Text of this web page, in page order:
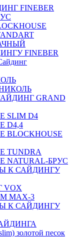
FINEBER
FINEBER
GRAND
SLIM D4
D4,4
BLOCKHOUSE
TUNDRA
NATURAL-БРУС
К САЙДИНГУ
VOX
MAX-3
К САЙДИНГУ